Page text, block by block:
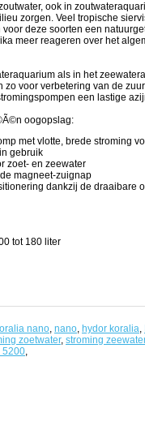
ook in
zorgen. Veel tropische
deze soorten een
meer reageren over het
als in het
zo voor verbetering van de
een lastige
oogopslag:
met vlotte, brede stroming
gebruik
zoet- en zeewater
magneet-zuignap
dankzij de draaibare
tot 180 liter
nano, nano, hydor koralia,
zoetwater, stroming zeewater
5200,